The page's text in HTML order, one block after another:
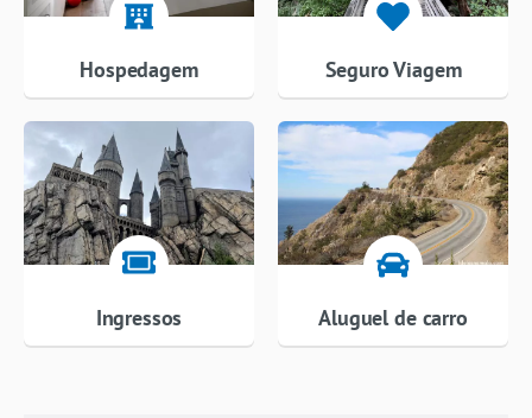
Hospedagem Seguro Viagem
Ingressos Aluguel de carro